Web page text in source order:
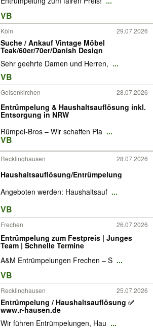
VB
Köln 29.07.2026
Suche / Ankauf Vintage Möbel
Teak/60er/70er/Danish Design
Sehr geehrte Damen und Herren, ...
VB
Gelsenkirchen 28.07.2026
Entrümpelung & Haushaltsauflösung inkl.
Entsorgung in NRW
Rümpel-Bros – Wir schaffen Pla ...
VB
Recklinghausen 28.07.2026
Haushaltsauflösung/Entrümpelung
Angeboten werden: Haushaltsauf ...
VB
Frechen 26.07.2026
Entrümpelung zum Festpreis | Junges
Team | Schnelle Termine
A&M Entrümpelungen Frechen – S ...
VB
Recklinghausen 25.07.2026
Entrümpelung / Haushaltsauflösung ✅
www.r-hausen.de
Wir führen Entrümpelungen, Hau ...